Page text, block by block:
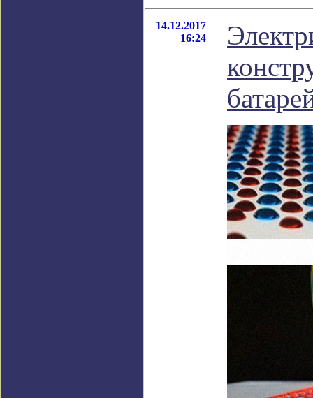
14.12.2017
16:24